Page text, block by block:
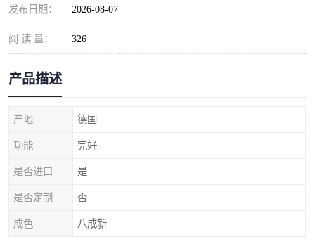
发布日期： 2026-08-07
阅 读 量： 326
产品描述
产地 德国
功能 完好
是否进口 是
是否定制 否
成色 八成新